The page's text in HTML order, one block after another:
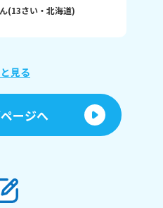
れたら嬉しいです！ じ
(13さい・ 北海道)
見る
ージへ